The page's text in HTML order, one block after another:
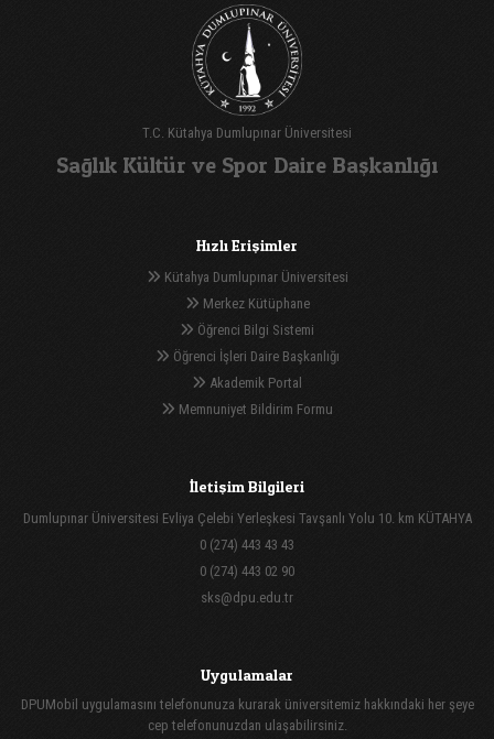
T.C. Kütahya Dumlupınar Üniversitesi
Sağlık Kültür ve Spor Daire Başkanlığı
Hızlı Erişimler
Kütahya Dumlupınar Üniversitesi
Merkez Kütüphane
Öğrenci Bilgi Sistemi
Öğrenci İşleri Daire Başkanlığı
Akademik Portal
Memnuniyet Bildirim Formu
İletişim Bilgileri
Dumlupınar Üniversitesi Evliya Çelebi Yerleşkesi Tavşanlı Yolu 10. km KÜTAHYA
0 (274) 443 43 43
0 (274) 443 02 90
sks@dpu.edu.tr
Uygulamalar
DPUMobil uygulamasını telefonunuza kurarak üniversitemiz hakkındaki her şeye
cep telefonunuzdan ulaşabilirsiniz.